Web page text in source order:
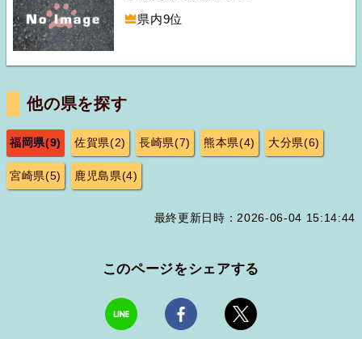
県内9位
他の県を探す
福岡県(9) 佐賀県(2) 長崎県(7) 熊本県(4) 大分県(6)
宮崎県(5) 鹿児島県(4)
最終更新日時：2026-06-04 15:14:44
このページをシェアする